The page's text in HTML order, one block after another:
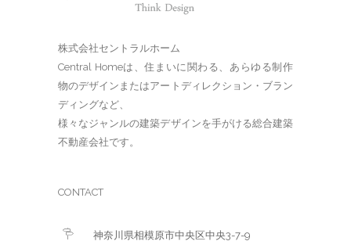
株式会社セントラルホーム
Central Homeは、住まいに関わる、あらゆる制作
物のデザインまたはアートディレクション・ブラン
ディングなど、
様々なジャンルの建築デザインを手がける総合建築
不動産会社です。
CONTACT
神奈川県相模原市中央区中央3-7-9